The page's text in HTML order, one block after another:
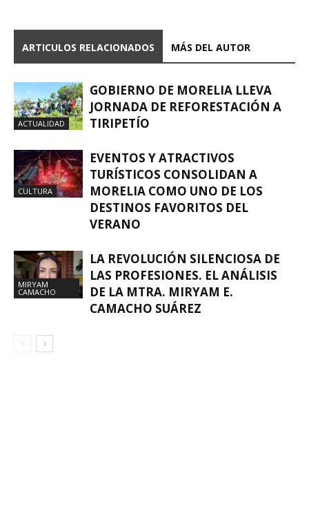
ARTICULOS RELACIONADOS MÁS DEL AUTOR
ACTUALIDAD
GOBIERNO DE MORELIA LLEVA
JORNADA DE REFORESTACIÓN A
TIRIPETÍO
CULTURA
EVENTOS Y ATRACTIVOS
TURÍSTICOS CONSOLIDAN A
MORELIA COMO UNO DE LOS
DESTINOS FAVORITOS DEL
VERANO
MIRYAM
CAMACHO
LA REVOLUCIÓN SILENCIOSA DE
LAS PROFESIONES. EL ANÁLISIS
DE LA MTRA. MIRYAM E.
CAMACHO SUÁREZ